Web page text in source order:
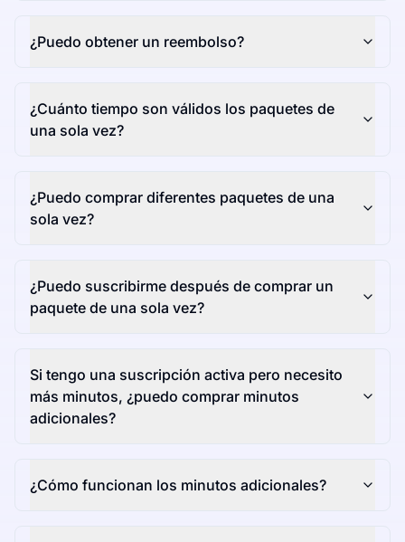
¿Puedo obtener un reembolso?
¿Cuánto tiempo son válidos los paquetes de
una sola vez?
¿Puedo comprar diferentes paquetes de una
sola vez?
¿Puedo suscribirme después de comprar un
paquete de una sola vez?
Si tengo una suscripción activa pero necesito
más minutos, ¿puedo comprar minutos
adicionales?
¿Cómo funcionan los minutos adicionales?